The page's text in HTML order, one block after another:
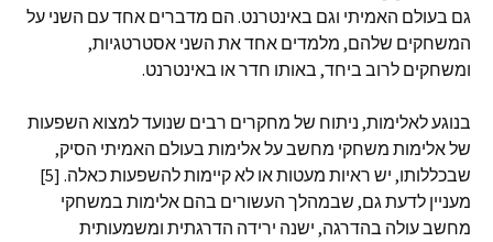
גם בעולם האמיתי וגם באינטרנט. הם מדברים אחד עם השני על
המשחקים שלהם, מלמדים אחד את השני אסטרטגיות,
ומשחקים לרוב ביחד, באותו חדר או באינטרנט.
בנוגע לאלימות, ניתוח של מחקרים רבים שנועד למצוא השפעות
של אלימות משחקי מחשב על אלימות בעולם האמיתי הסיק,
שבכללותו, יש ראיות מעטות או לא קיימות להשפעות כאלה. [5]
מעניין לדעת גם, שבמהלך העשורים בהם אלימות במשחקי
מחשב עולה בהדרגה, ישנה ירידה הדרגתית ומשמעותית